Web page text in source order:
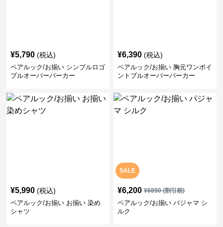
¥5,790 (税込)
ペアルック/お揃い シンプルロゴ
プルオーバーパーカー
¥6,390 (税込)
ペアルック/お揃い 胸元ワンポイ
ントプルオーバーパーカー
¥5,990 (税込)
ペアルック/お揃い お揃い 染め
シャツ
SALE
¥6,200 ¥6890(割引前)
ペアルック/お揃い パジャマ シ
ルク